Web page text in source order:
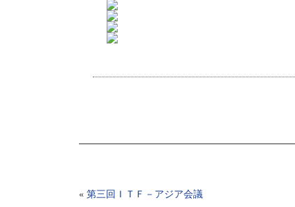
« 第三回ＩＴＦ－アジア会議